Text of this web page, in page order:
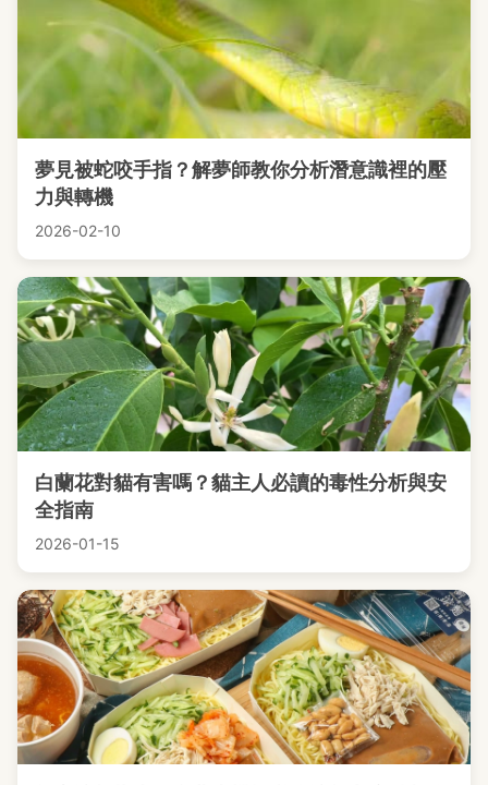
夢見被蛇咬手指？解夢師教你分析潛意識裡的壓
力與轉機
2026-02-10
白蘭花對貓有害嗎？貓主人必讀的毒性分析與安
全指南
2026-01-15